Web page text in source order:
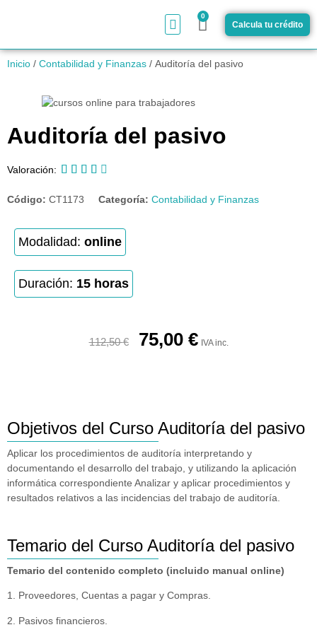
0
Calcula tu crédito
Inicio / Contabilidad y Finanzas / Auditoría del pasivo
Auditoría del pasivo
Valoración:     
Código: CT1173 Categoría: Contabilidad y Finanzas
Modalidad: online
Duración: 15 horas
112,50€ 75,00 € IVA inc.
Objetivos del Curso Auditoría del pasivo
Aplicar los procedimientos de auditoría interpretando y
documentando el desarrollo del trabajo, y utilizando la aplicación
informática correspondiente Analizar y aplicar procedimientos y
resultados relativos a las incidencias del trabajo de auditoría.
Temario del Curso Auditoría del pasivo
Temario del contenido completo (incluido manual online)
1. Proveedores, Cuentas a pagar y Compras.
2. Pasivos financieros.